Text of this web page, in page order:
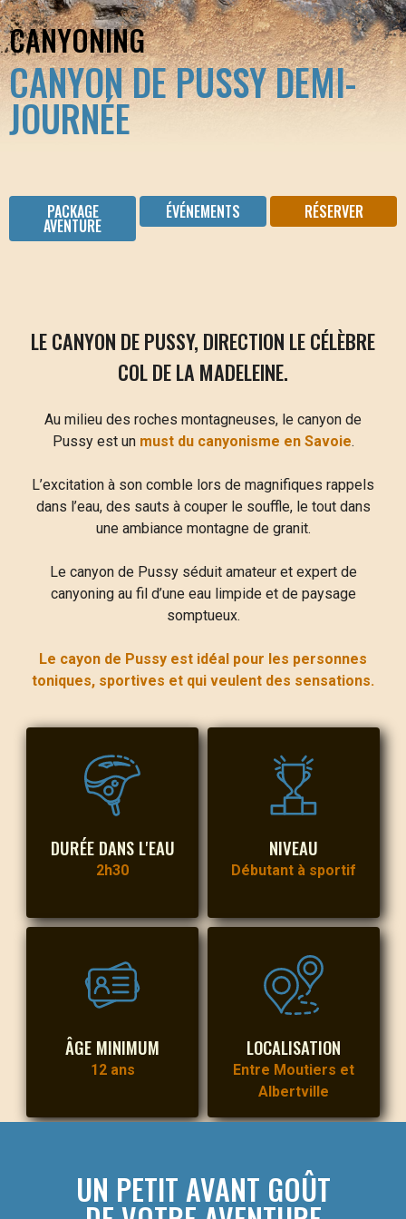
CANYONING
CANYON DE PUSSY DEMI-
JOURNÉE
PACKAGE
AVENTURE
ÉVÉNEMENTS RÉSERVER
LE CANYON DE PUSSY, DIRECTION LE CÉLÈBRE
COL DE LA MADELEINE.
Au milieu des roches montagneuses, le canyon de
Pussy est un must du canyonisme en Savoie.
L’excitation à son comble lors de magnifiques rappels
dans l’eau, des sauts à couper le souffle, le tout dans
une ambiance montagne de granit.
Le canyon de Pussy séduit amateur et expert de
canyoning au fil d’une eau limpide et de paysage
somptueux.
Le cayon de Pussy est idéal pour les personnes
toniques, sportives et qui veulent des sensations.
DURÉE DANS L'EAU
2h30
NIVEAU
Débutant à sportif
ÂGE MINIMUM
12 ans
LOCALISATION
Entre Moutiers et
Albertville
UN PETIT AVANT GOÛT